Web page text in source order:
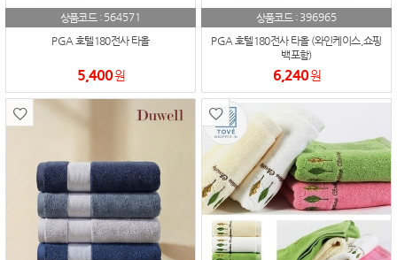
상품코드 : 564571
PGA 호텔180전사 타올
5,400원
상품코드 : 396965
PGA 호텔180전사 타올 (와인케이스,쇼핑
백포함)
6,240원